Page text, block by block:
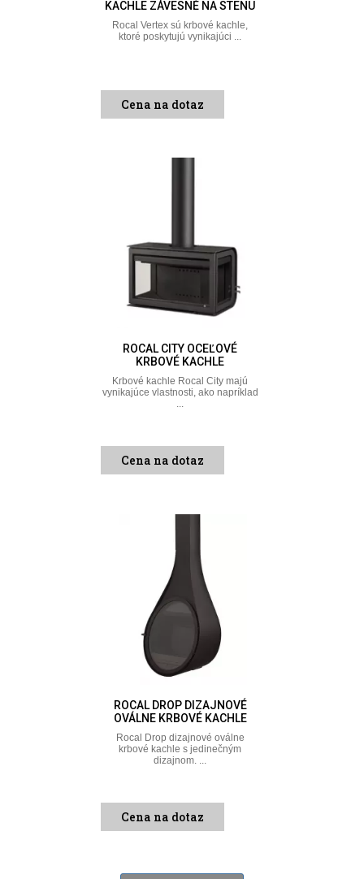
KACHLE ZÁVESNÉ NA STENU
Rocal Vertex sú krbové kachle,
ktoré poskytujú vynikajúci ...
Cena na dotaz
ROCAL CITY OCEĽOVÉ
KRBOVÉ KACHLE
Krbové kachle Rocal City majú
vynikajúce vlastnosti, ako napríklad
...
Cena na dotaz
ROCAL DROP DIZAJNOVÉ
OVÁLNE KRBOVÉ KACHLE
Rocal Drop dizajnové oválne
krbové kachle s jedinečným
dizajnom. ...
Cena na dotaz